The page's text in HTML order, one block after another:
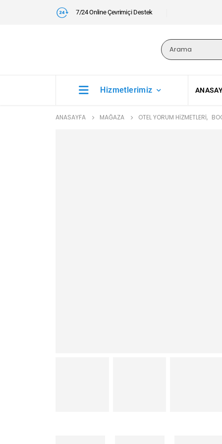
7/24 Online Çevrimiçi Destek
Hizmetlerimiz
ANASAYFA MAĞAZA OTEL YORUM HIZMETLERI,